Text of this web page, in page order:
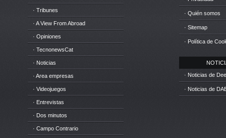
· Tribunes
· A View From Abroad
· Opiniones
· TecnonewsCat
· Noticias
· Area empresas
· Videojuegos
· Entrevistas
· Dos minutos
· Campo Contrario
· Quién somos
· Sitemap
· Política de
· Noticias de
· Noticias de